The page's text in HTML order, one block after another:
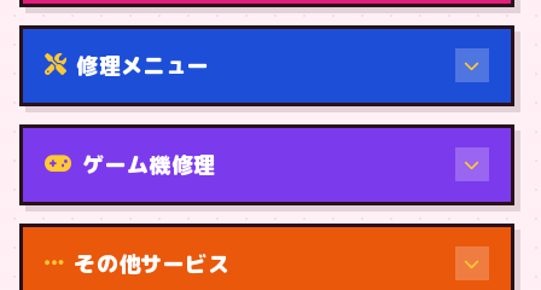
修理メニュー
機種から
ゲーム機修理
その他サービス